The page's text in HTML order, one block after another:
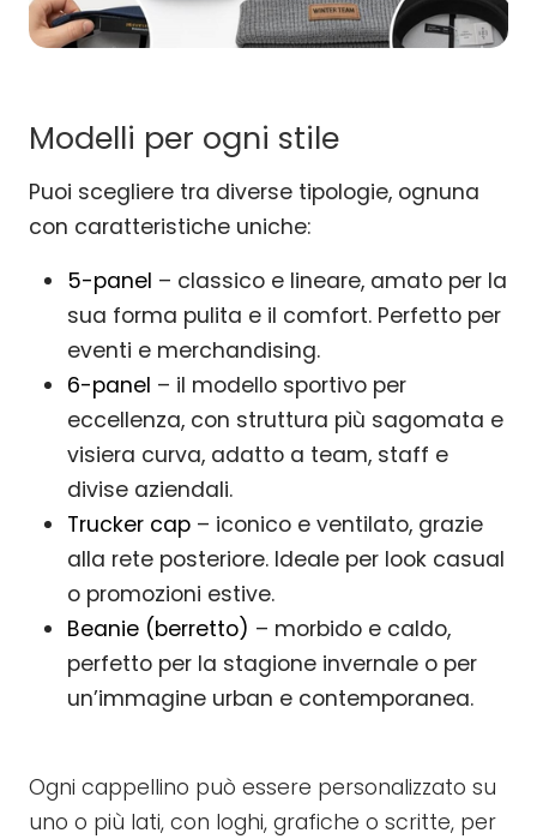
Modelli per ogni stile
Puoi scegliere tra diverse tipologie, ognuna
con caratteristiche uniche:
5-panel – classico e lineare, amato per la
sua forma pulita e il comfort. Perfetto per
eventi e merchandising.
6-panel – il modello sportivo per
eccellenza, con struttura più sagomata e
visiera curva, adatto a team, staff e
divise aziendali.
Trucker cap – iconico e ventilato, grazie
alla rete posteriore. Ideale per look casual
o promozioni estive.
Beanie (berretto) – morbido e caldo,
perfetto per la stagione invernale o per
un’immagine urban e contemporanea.
Ogni cappellino può essere personalizzato su
uno o più lati, con loghi, grafiche o scritte, per